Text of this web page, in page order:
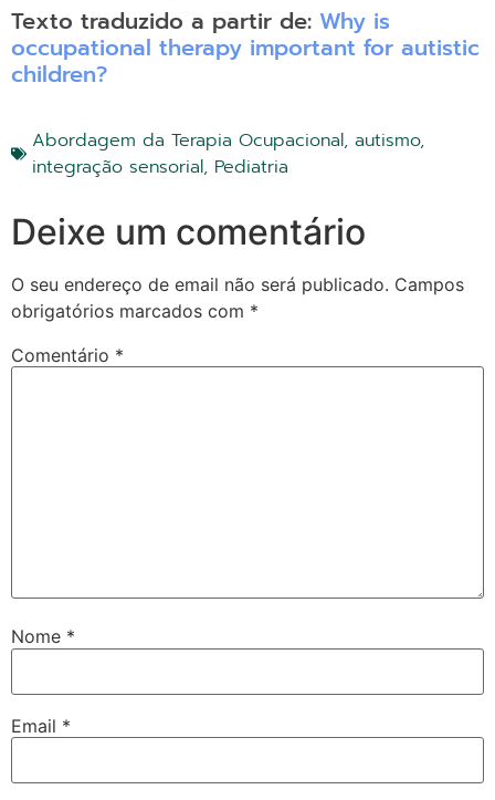
Texto traduzido a partir de: Why is
occupational therapy important for autistic
children?
Abordagem da Terapia Ocupacional, autismo,
integração sensorial, Pediatria
Deixe um comentário
O seu endereço de email não será publicado. Campos
obrigatórios marcados com *
Comentário *
Nome *
Email *